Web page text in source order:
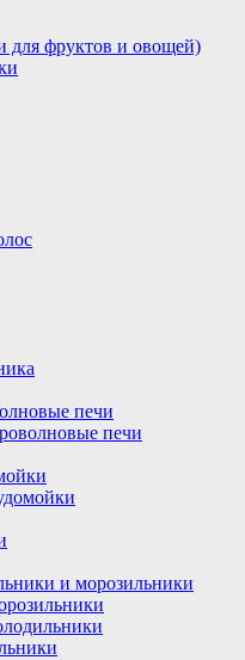
для фруктов и овощей)
печи
печи
и морозильники